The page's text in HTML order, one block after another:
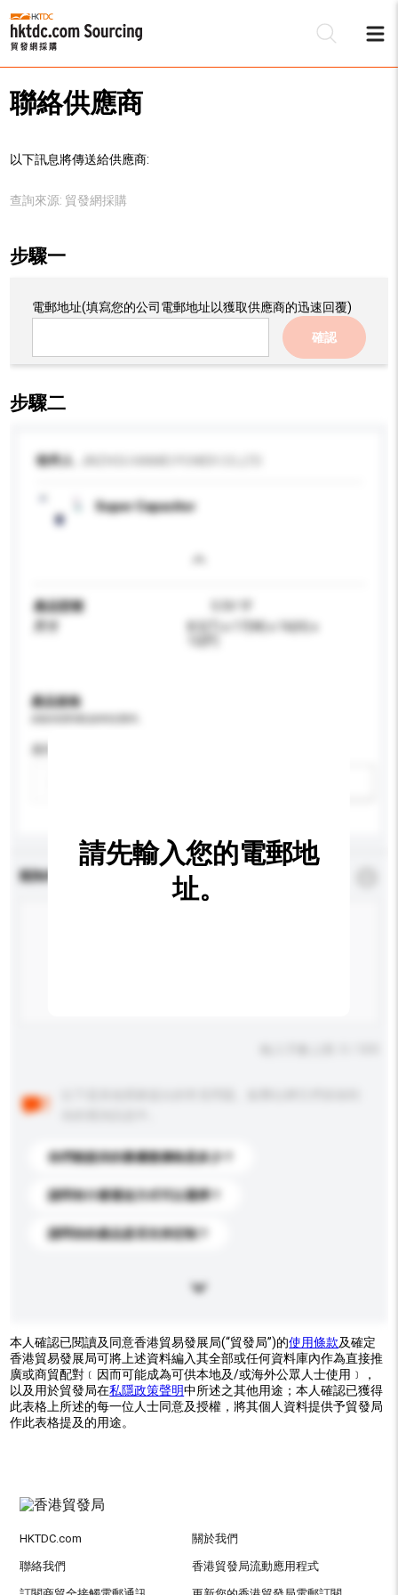
聯絡供應商
以下訊息將傳送給供應商:
查詢來源: 貿發網採購
步驟一
電郵地址(填寫您的公司電郵地址以獲取供應商的迅速回覆)
確認
步驟二
收件人
Super Capacitor
產品型號
8.5(T) x 17(W) x 16(H) x
產品規格
查詢內容
你們能提供的最優惠價格是多少？
請問有什麼運送方式可以選擇？
請問你的產品是否支持定制？
請先輸入您的電郵地
址。
本人確認已閱讀及同意香港貿易發展局(“貿發局”)的使用條款及確定
香港貿易發展局可將上述資料編入其全部或任何資料庫內作為直接推
廣或商貿配對﹝因而可能成為可供本地及/或海外公眾人士使用﹞，
以及用於貿發局在私隱政策聲明中所述之其他用途；本人確認已獲得
此表格上所述的每一位人士同意及授權，將其個人資料提供予貿發局
作此表格提及的用途。
HKTDC.com 關於我們
聯絡我們 香港貿發局流動應用程式